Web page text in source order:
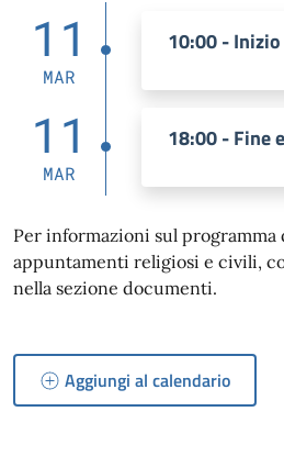
11
MAR
10:00 -
11
MAR
18:00 - Fine
Per informazioni sul programma
appuntamenti religiosi e civili,
nella sezione documenti.
Aggiungi al calendario